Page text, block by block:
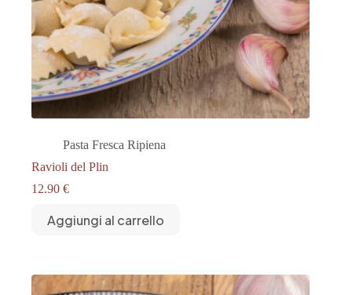
Pasta Fresca Ripiena
Ravioli del Plin
12.90 €
Aggiungi al carrello